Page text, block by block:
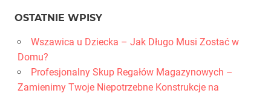
OSTATNIE WPISY
Wszawica u Dziecka – Jak Długo Musi Zostać w
Domu?
Profesjonalny Skup Regałów Magazynowych –
Zamienimy Twoje Niepotrzebne Konstrukcje na